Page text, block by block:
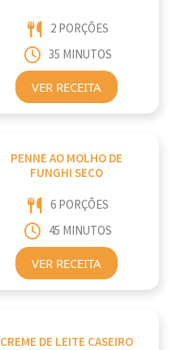
2 PORÇÕES
35 MINUTOS
VER RECEITA
PENNE AO MOLHO DE
FUNGHI SECO
6 PORÇÕES
45 MINUTOS
VER RECEITA
CREME DE LEITE CASEIRO